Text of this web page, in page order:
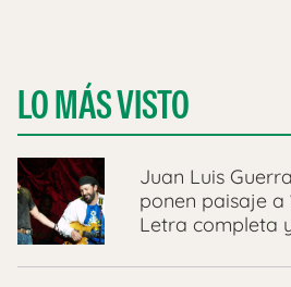
LO MÁS VISTO
Juan Luis
ponen paisaje a
Letra completa